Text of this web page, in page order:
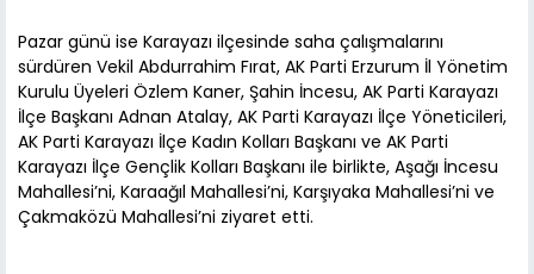
Pazar günü ise Karayazı ilçesinde saha çalışmalarını
sürdüren Vekil Abdurrahim Fırat, AK Parti Erzurum İl Yönetim
Kurulu Üyeleri Özlem Kaner, Şahin İncesu, AK Parti Karayazı
İlçe Başkanı Adnan Atalay, AK Parti Karayazı İlçe Yöneticileri,
AK Parti Karayazı İlçe Kadın Kolları Başkanı ve AK Parti
Karayazı İlçe Gençlik Kolları Başkanı ile birlikte, Aşağı İncesu
Mahallesi’ni, Karaağıl Mahallesi’ni, Karşıyaka Mahallesi’ni ve
Çakmaközü Mahallesi’ni ziyaret etti.